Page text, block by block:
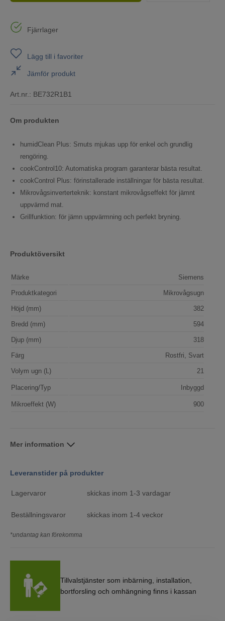
Fjärrlager
Lägg till i favoriter
Jämför produkt
Art.nr.: BE732R1B1
Om produkten
humidClean Plus: Smuts mjukas upp för enkel och grundlig
rengöring.
cookControl10: Automatiska program garanterar bästa resultat.
cookControl Plus: förinstallerade inställningar för bästa resultat.
Mikrovågsinverterteknik: konstant mikrovågseffekt för jämnt
uppvärmd mat.
Grillfunktion: för jämn uppvärmning och perfekt bryning.
Produktöversikt
Märke Siemens
Produktkategori Mikrovågsugn
Höjd (mm) 382
Bredd (mm) 594
Djup (mm) 318
Färg Rostfri, Svart
Volym ugn (L) 21
Placering/Typ Inbyggd
Mikroeffekt (W) 900
Mer information
Leveranstider på produkter
Lagervaror skickas inom 1-3 vardagar
Beställningsvaror skickas inom 1-4 veckor
*undantag kan förekomma
Tillvalstjänster som inbärning, installation,
bortforsling och omhängning finns i kassan